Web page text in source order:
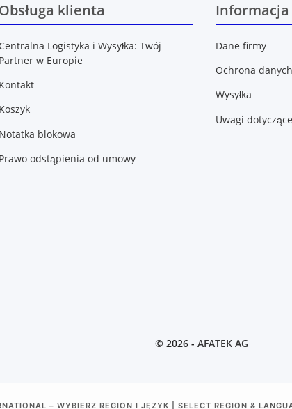
Obsługa klienta
Centralna Logistyka i Wysyłka: Twój
Partner w Europie
Kontakt
Koszyk
Notatka blokowa
Prawo odstąpienia od umowy
Informacja
Dane firmy
Ochrona danych
Wysyłka
Uwagi
© 2026 - AFATEK AG
– WYBIERZ REGION I JĘZYK | SELECT REGION &